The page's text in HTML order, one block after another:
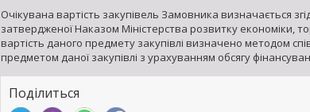
Очікувана вартість закупівель Замовника визначається
затвердженої Наказом Міністерства розвитку економіки,
вартість даного предмету закупівлі визначено методом
предметом даної закупівлі з урахуванням обсягу
Поділиться